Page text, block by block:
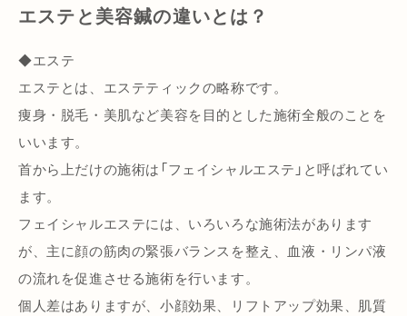
エステと美容鍼の違いとは？
◆エステ
エステとは、エステティックの略称です。
痩身・脱毛・美肌など美容を目的とした施術全般のことを
いいます。
首から上だけの施術は「フェイシャルエステ」と呼ばれてい
ます。
フェイシャルエステには、いろいろな施術法があります
が、主に顔の筋肉の緊張バランスを整え、血液・リンパ液
の流れを促進させる施術を行います。
個人差はありますが、小顔効果、リフトアップ効果、肌質